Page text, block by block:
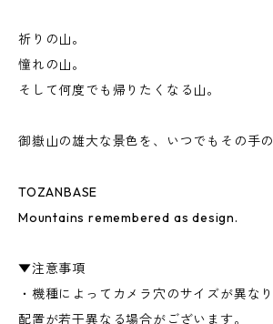
祈りの山。
憧れの山。
そして何度でも帰りたくなる山。
御嶽山の雄大な景色を、いつでもその手の
TOZANBASE
Mountains remembered as design.
▼注意事項
・機種によってカメラ穴のサイズが異な
配置が若干異なる場合がございます。